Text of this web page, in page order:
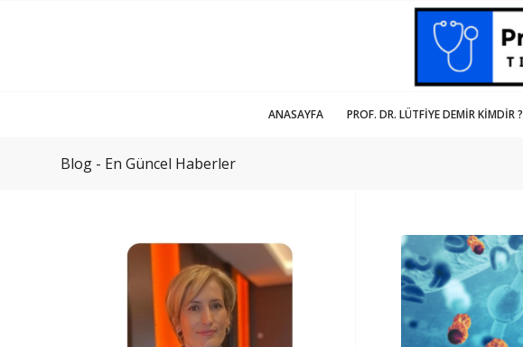
ANASAYFA PROF. DR. LÜTFIYE DEMIR KIMDIR ?
Blog - En Güncel Haberler